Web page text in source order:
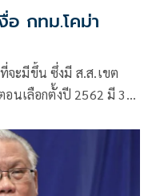
กทม.โคม่า
จะมีขึ้น ซึ่งมี ส.ส.เขต
นเลือกตั้งปี 2562 มี 30